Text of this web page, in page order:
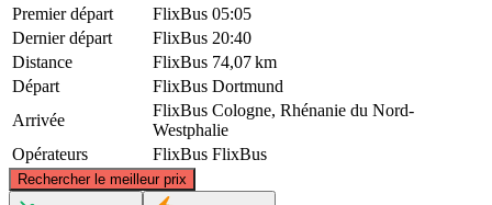
Premier départ
FlixBus 05:05
Dernier départ
FlixBus 20:40
Distance
FlixBus 74,07 km
Départ
FlixBus Dortmund
Arrivée
FlixBus Cologne, Rhénanie du Nord-
Westphalie
Opérateurs
FlixBus FlixBus
Rechercher le meilleur prix
©CARTO